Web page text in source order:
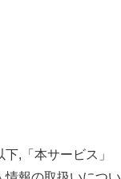
,「本サービス」